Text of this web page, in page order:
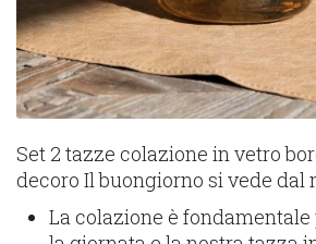
Set 2 tazze colazione in vetro
decoro Il buongiorno si vede dal
La colazione è